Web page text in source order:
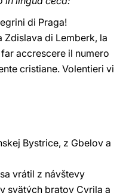
di Praga!
Zdislava di Lemberk, la
accrescere il numero
cristiane. Volentieri vi
Bystrice, z Gbelov a
vrátil z návštevy
svätých bratov Cyrila a